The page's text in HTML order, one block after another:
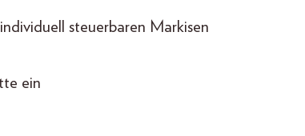
steuerbaren Markisen
ein